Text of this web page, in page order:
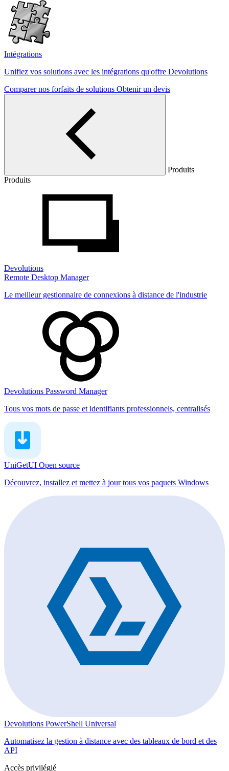
Intégrations
Unifiez vos solutions avec les intégrations qu'offre Devolutions
Comparer nos forfaits de solutions Obtenir un devis
Produits
Produits
Devolutions
Remote Desktop Manager
Le meilleur gestionnaire de connexions à distance de l'industrie
Devolutions Password Manager
Tous vos mots de passe et identifiants professionnels, centralisés
UniGetUI Open source
Découvrez, installez et mettez à jour tous vos paquets Windows
Devolutions PowerShell Universal
Automatisez la gestion à distance avec des tableaux de bord et des
API
Accès privilégié